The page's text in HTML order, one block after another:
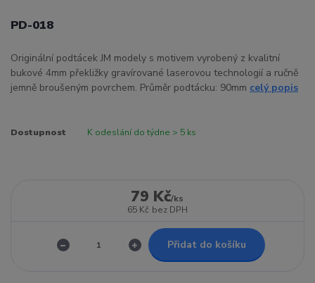
PD-018
Originální podtácek JM modely s motivem vyrobený z kvalitní
bukové 4mm překližky gravírované laserovou technologií a ručně
jemně broušeným povrchem. Průměr podtácku: 90mm celý popis
Dostupnost K odeslání do týdne > 5 ks
79 Kč/ks
65 Kč bez DPH
Přidat do košíku